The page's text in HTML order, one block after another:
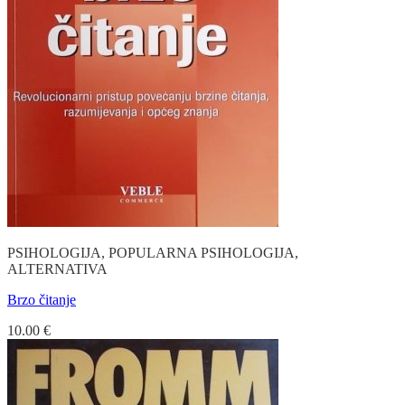
PSIHOLOGIJA, POPULARNA PSIHOLOGIJA,
ALTERNATIVA
Brzo čitanje
10.00 €